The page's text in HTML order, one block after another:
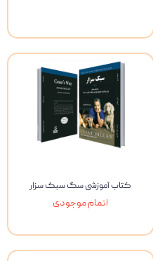
کتاب آموزشی سگ سبک سزار
اتمام موجودی